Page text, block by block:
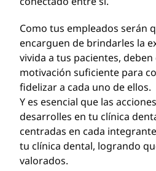
Como tus empleados serán
encarguen de brindarles la
vivida a tus pacientes,
motivación suficiente para
fidelizar a cada uno de ellos.
Y es esencial que las
desarrolles en tu clínica
centradas en cada
tu clínica dental, logrando
valorados.